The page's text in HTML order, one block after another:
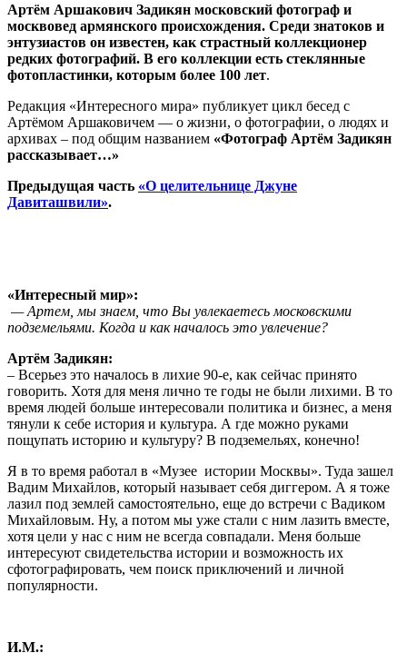
Артём Аршакович Задикян московский фотограф и
москвовед армянского происхождения. Среди знатоков и
энтузиастов он известен, как страстный коллекционер
редких фотографий. В его коллекции есть стеклянные
фотопластинки, которым более 100 лет.
Редакция «Интересного мира» публикует цикл бесед с
Артёмом Аршаковичем — о жизни, о фотографии, о людях и
архивах – под общим названием «Фотограф Артём Задикян
рассказывает…»
Предыдущая часть «О целительнице Джуне
Давиташвили».
«Интересный мир»:
— Артем, мы знаем, что Вы увлекаетесь московскими
подземельями. Когда и как началось это увлечение?
Артём Задикян:
– Всерьез это началось в лихие 90-е, как сейчас принято
говорить. Хотя для меня лично те годы не были лихими. В то
время людей больше интересовали политика и бизнес, а меня
тянули к себе история и культура. А где можно руками
пощупать историю и культуру? В подземельях, конечно!
Я в то время работал в «Музее истории Москвы». Туда зашел
Вадим Михайлов, который называет себя диггером. А я тоже
лазил под землей самостоятельно, еще до встречи с Вадиком
Михайловым. Ну, а потом мы уже стали с ним лазить вместе,
хотя цели у нас с ним не всегда совпадали. Меня больше
интересуют свидетельства истории и возможность их
сфотографировать, чем поиск приключений и личной
популярности.
И.М.: